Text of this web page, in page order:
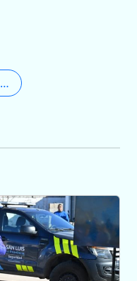
Centro de Alto Rendimiento Deportivo